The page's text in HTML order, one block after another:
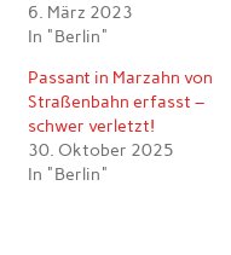
6. März 2023
In "Berlin"
Passant in Marzahn von
Straßenbahn erfasst –
schwer verletzt!
30. Oktober 2025
In "Berlin"